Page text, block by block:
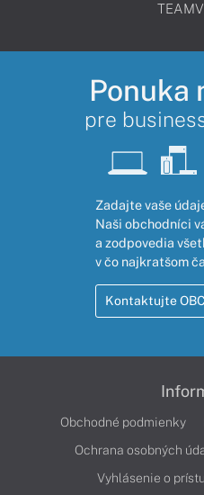
Ponuka
pre
Zadajte vaše
Naši obchodníci
a zodpovedia
v čo najkratšom
Kontaktujte
Obchodné podmienky
Ochrana osobných
Vyhlásenie o